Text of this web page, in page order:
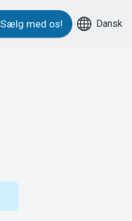
Sælg med os! Dansk